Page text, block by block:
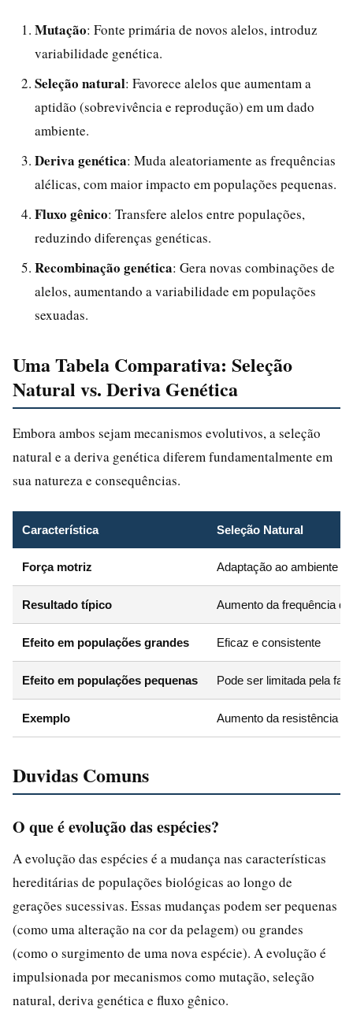
Mutação: Fonte primária de novos alelos, introduz
variabilidade genética.
Seleção natural: Favorece alelos que aumentam a
aptidão (sobrevivência e reprodução) em um dado
ambiente.
Deriva genética: Muda aleatoriamente as frequências
alélicas, com maior impacto em populações pequenas.
Fluxo gênico: Transfere alelos entre populações,
reduzindo diferenças genéticas.
Recombinação genética: Gera novas combinações de
alelos, aumentando a variabilidade em populações
sexuadas.
Uma Tabela Comparativa: Seleção
Natural vs. Deriva Genética
Embora ambos sejam mecanismos evolutivos, a seleção
natural e a deriva genética diferem fundamentalmente em
sua natureza e consequências.
Característica Seleção Natural
Força motriz Adaptação ao ambiente
Resultado típico Aumento da frequência
Efeito em populações grandes Eficaz e consistente
Efeito em populações pequenas Pode ser limitada pela
Exemplo Aumento da resistência a
Duvidas Comuns
O que é evolução das espécies?
A evolução das espécies é a mudança nas características
hereditárias de populações biológicas ao longo de
gerações sucessivas. Essas mudanças podem ser pequenas
(como uma alteração na cor da pelagem) ou grandes
(como o surgimento de uma nova espécie). A evolução é
impulsionada por mecanismos como mutação, seleção
natural, deriva genética e fluxo gênico.